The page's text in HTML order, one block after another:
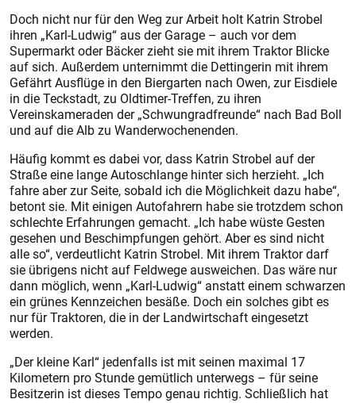
Doch nicht nur für den Weg zur Arbeit holt Katrin Strobel
ihren „Karl-Ludwig“ aus der Garage – auch vor dem
Supermarkt oder Bäcker zieht sie mit ihrem Traktor Blicke
auf sich. Außerdem unternimmt die Dettingerin mit ihrem
Gefährt Ausflüge in den Biergarten nach Owen, zur Eisdiele
in die Teckstadt, zu Oldtimer-Treffen, zu ihren
Vereinskameraden der „Schwungradfreunde“ nach Bad Boll
und auf die Alb zu Wanderwochenenden.
Häufig kommt es dabei vor, dass Katrin Strobel auf der
Straße eine lange Autoschlange hinter sich herzieht. „Ich
fahre aber zur Seite, sobald ich die Möglichkeit dazu habe“,
betont sie. Mit einigen Autofahrern habe sie trotzdem schon
schlechte Erfahrungen gemacht. „Ich habe wüste Gesten
gesehen und Beschimpfungen gehört. Aber es sind nicht
alle so“, verdeutlicht Katrin Strobel. Mit ihrem Traktor darf
sie übrigens nicht auf Feldwege ausweichen. Das wäre nur
dann möglich, wenn „Karl-Ludwig“ anstatt einem schwarzen
ein grünes Kennzeichen besäße. Doch ein solches gibt es
nur für Traktoren, die in der Landwirtschaft eingesetzt
werden.
„Der kleine Karl“ jedenfalls ist mit seinen maximal 17
Kilometern pro Stunde gemütlich unterwegs – für seine
Besitzerin ist dieses Tempo genau richtig. Schließlich hat